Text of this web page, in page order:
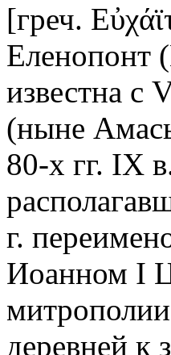
[греч.
Еленопонт
известна с
(ныне
80-х гг. IX
г.
Иоанном I
деревней к